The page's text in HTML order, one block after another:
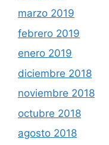
marzo 2019
febrero 2019
enero 2019
diciembre 2018
noviembre 2018
octubre 2018
agosto 2018